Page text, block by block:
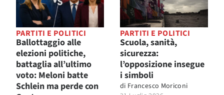
PARTITI E POLITICI
Ballottaggio alle
elezioni politiche,
battaglia all’ultimo
voto: Meloni batte
Schlein ma perde con
PARTITI E POLITICI
Scuola, sanità,
sicurezza:
l’opposizione insegue
i simboli
di Francesco Moriconi